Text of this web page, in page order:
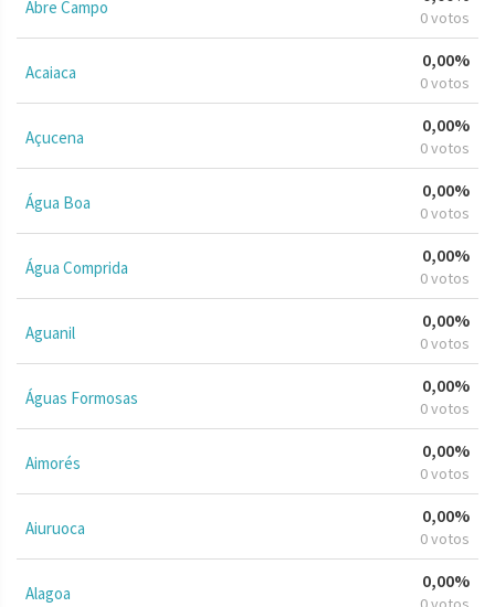
Abre Campo 0 votos
Acaiaca
0,00%
0 votos
Açucena
0,00%
0 votos
Água Boa
0,00%
0 votos
Água Comprida
0,00%
0 votos
Aguanil
0,00%
0 votos
Águas Formosas
0,00%
0 votos
Aimorés
0,00%
0 votos
Aiuruoca
0,00%
0 votos
Alagoa
0,00%